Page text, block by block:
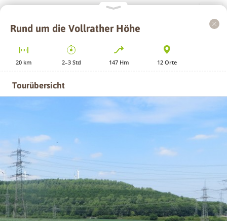
Rund um die Vollrather Höhe
20 km 2–3 Std 147 Hm 12Orte
Tourübersicht